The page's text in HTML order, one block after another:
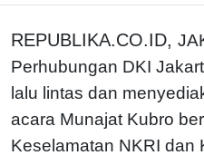
REPUBLIKA.CO.ID,
Perhubungan DKI
lalu lintas dan
acara Munajat Kubro
Keselamatan NKRI dan